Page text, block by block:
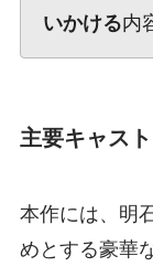
いかける内
主要キャス
本作には、明
めとする豪華